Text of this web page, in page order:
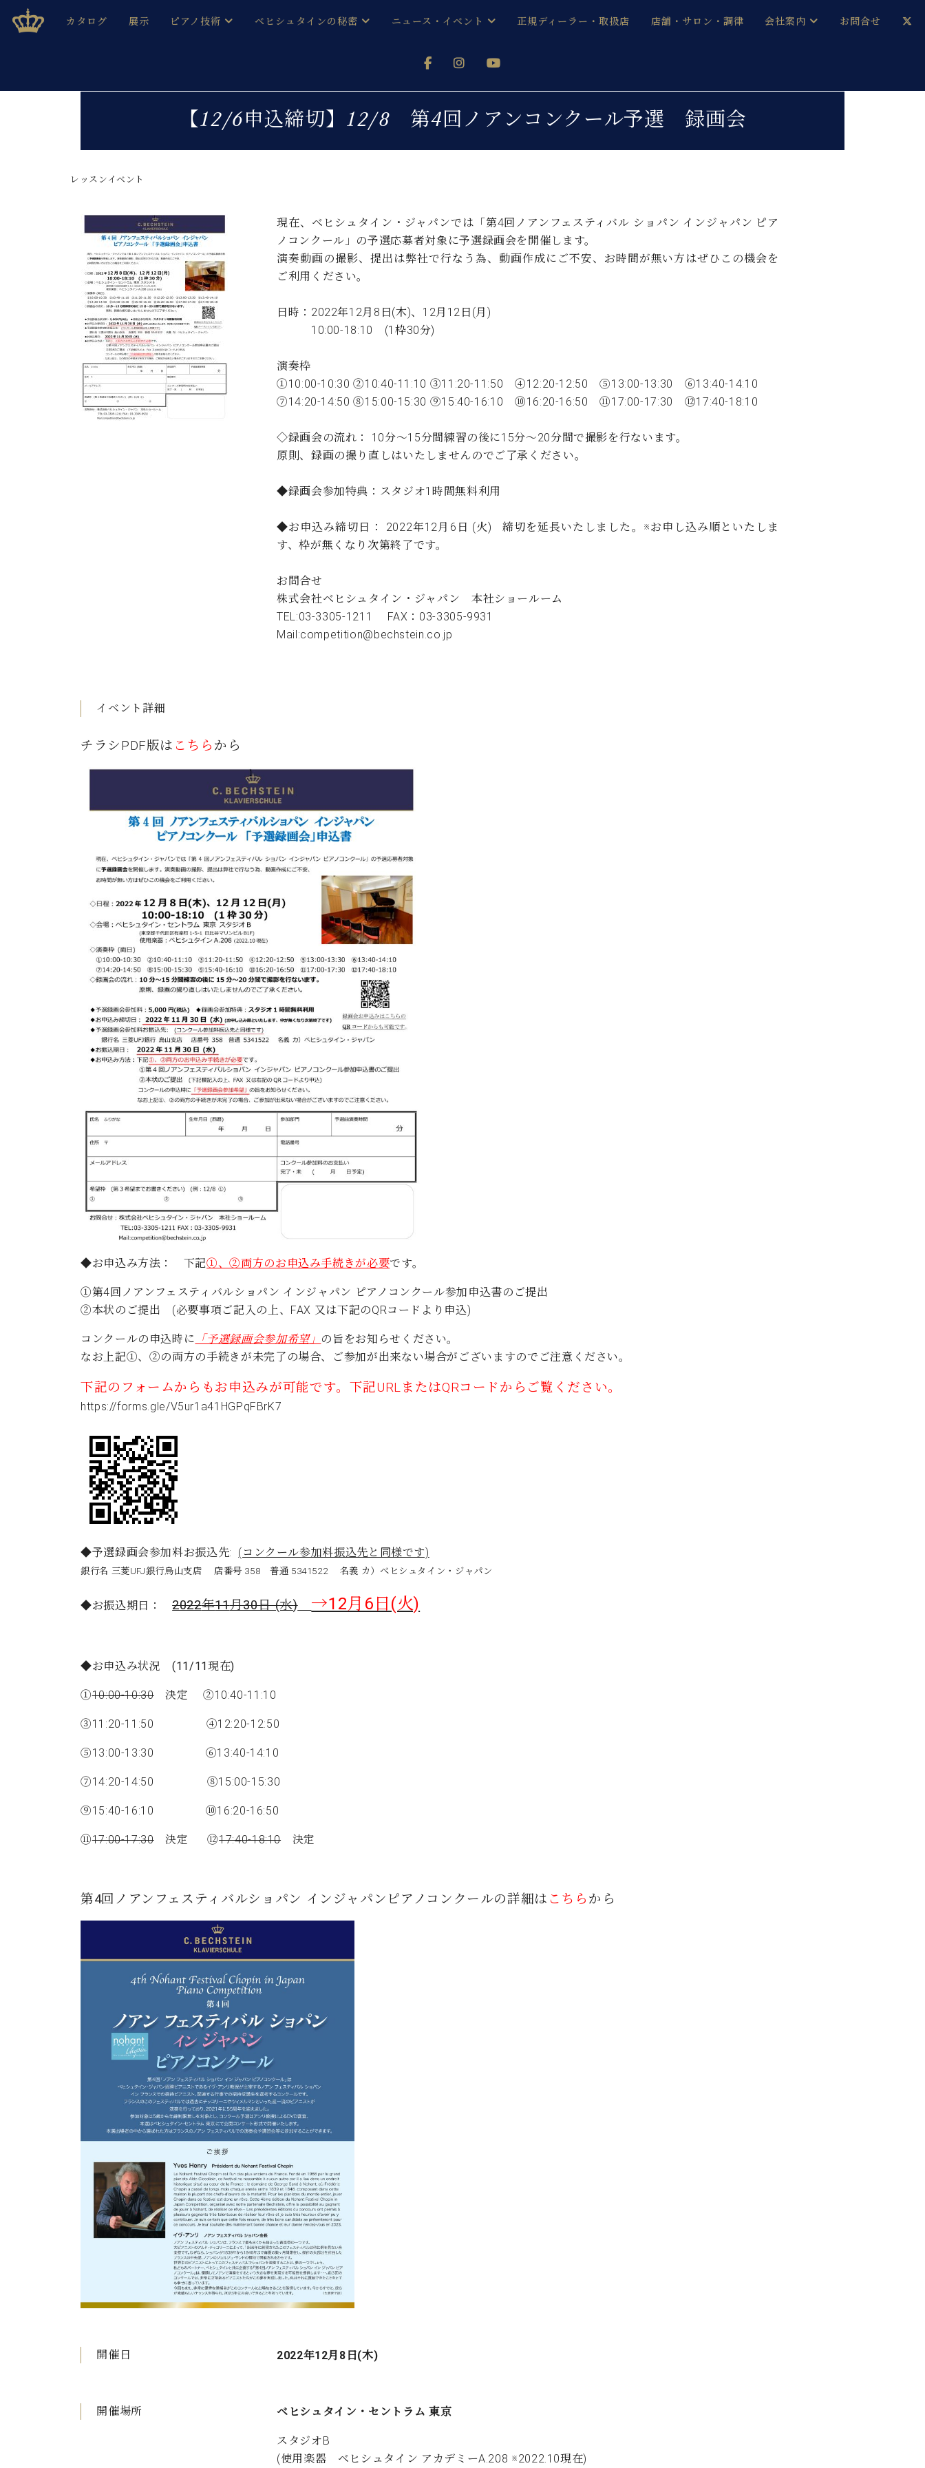
ベヒシュタインジャパン公式サイト
BECHSTEIN JAPAN Official Site
カタログ
C.ベヒシュタイン コンサート/C.ベヒシュタイン レジデンス
C.ベヒシュタイン コンサート
グランドピアノ
C.ベヒシュタイン コンサート
アップライトピアノ
C.ベヒシュタイン アカデミー
W.ホフマン プロフェッショナル
C.BECHSTEIN Digital(ベヒシュタイン デジタル)
展示 ピアノ技術
音色とタッチ
ベヒシュタインの秘密
ブランドヒストリー
ベヒシュタインを弾く前に
ベヒシュタイン・シューレ
納入実績 音楽教室
ご愛用者の声
ニュース・イベント
メルマガ会員登録ご案内
各店舗からのお知らせ
(入荷情報等)
コンサート
代理店主催イベント
正規ディーラー・取扱店 店舗・サロン・調律
ベヒシュタイン・シューレ音楽教室
ホール・スタジオレンタル
ホール・スタジオ空き状況
動画収録サービス
ピアノのコンシェルジュ
セントラム東京のご案内(PDF)
スタッフご挨拶
展示情報【ユーロピアノ特選中古】
イベント情報
お問い合わせ
アーティストカスタマーサービス(調律)
会社案内 お問合せ
【12/6申込締切】12/8 第4回ノアンコンクール予選 録画会
レッスンイベント
現在、ベヒシュタイン・ジャパンでは「第4回ノアンフェスティバル ショパン インジャパン ピア
ノコンクール」の予選応募者対象に予選録画会を開催します。
演奏動画の撮影、提出は弊社で行なう為、動画作成にご不安、お時間が無い方はぜひこの機会を
ご利用ください。
日時：2022年12月8日(木)、12月12日(月)
10:00-18:10 (1枠30分)
演奏枠
①10:00-10:30 ②10:40-11:10 ③11:20-11:50 ④12:20-12:50 ⑤13:00-13:30 ⑥13:40-14:10
⑦14:20-14:50 ⑧15:00-15:30 ⑨15:40-16:10 ⑩16:20-16:50 ⑪17:00-17:30 ⑫17:40-18:10
◇録画会の流れ： 10分～15分間練習の後に15分～20分間で撮影を行ないます。
原則、録画の撮り直しはいたしませんのでご了承ください。
◆録画会参加特典：スタジオ1時間無料利用
◆お申込み締切日： 2022年12月6日 (火) 締切を延長いたしました。※お申し込み順といたしま
す、枠が無くなり次第終了です。
お問合せ
株式会社ベヒシュタイン・ジャパン 本社ショールーム
TEL:03-3305-1211 FAX：03-3305-9931
Mail:competition@bechstein.co.jp
イベント詳細
チラシPDF版は こちら から
◆お申込み方法： 下記①、②両方のお申込み手続きが必要です。
①第4回ノアンフェスティバルショパン インジャパン ピアノコンクール参加申込書のご提出
②本状のご提出 (必要事項ご記入の上、FAX 又は下記のQRコードより申込)
コンクールの申込時に 「予選録画会参加希望」 の旨をお知らせください。
なお上記①、②の両方の手続きが未完了の場合、ご参加が出来ない場合がございますのでご注意ください。
下記のフォームからもお申込みが可能です。下記URLまたはQRコードからご覧ください。
https://forms.gle/V5ur1a41HGPqFBrK7
◆予選録画会参加料お振込先: (コンクール参加料振込先と同様です)
銀行名 三菱UFJ銀行烏山支店 店番号 358 普通 5341522 名義 カ）べヒシュタイン・ジャパン
◆お振込期日：2022年11月30日 (水) →12月6日(火)
◆お申込み状況 (11/11現在)
①10:00-10:30決定 ②10:40-11:10
③11:20-11:50 ④12:20-12:50
⑤13:00-13:30 ⑥13:40-14:10
⑦14:20-14:50 ⑧15:00-15:30
⑨15:40-16:10 ⑩16:20-16:50
⑪17:00-17:30決定 ⑫17:40-18:10決定
第4回ノアンフェスティバルショパン インジャパンピアノコンクールの詳細は こちら から
開催日 2022年12月8日(木)
開催場所 ベヒシュタイン・セントラム 東京
スタジオB
(使用楽器 ベヒシュタイン アカデミーA.208 ※2022.10現在)